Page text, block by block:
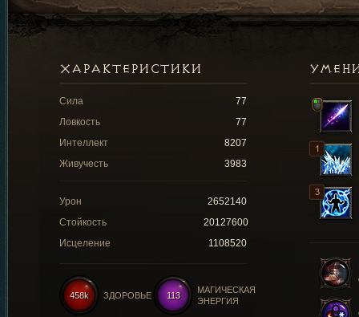
ХАРАКТЕРИСТИКИ
Сила
77
Ловкость
77
Интеллект
8207
Живучесть
3983
Урон
2652140
Стойкость
20127600
Исцеление
1108520
113
МАГИЧЕСКАЯ
ЭНЕРГИЯ
458k ЗДОРОВЬЕ